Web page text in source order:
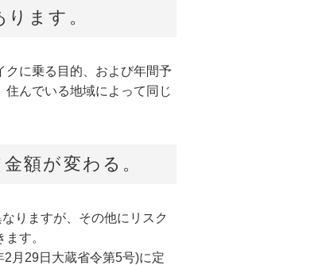
ます。
に乗る目的、および年間予
んでいる地域によって同じ
額が変わる。
りますが、その他にリスク
す。
月29日大蔵省令第5号)に定